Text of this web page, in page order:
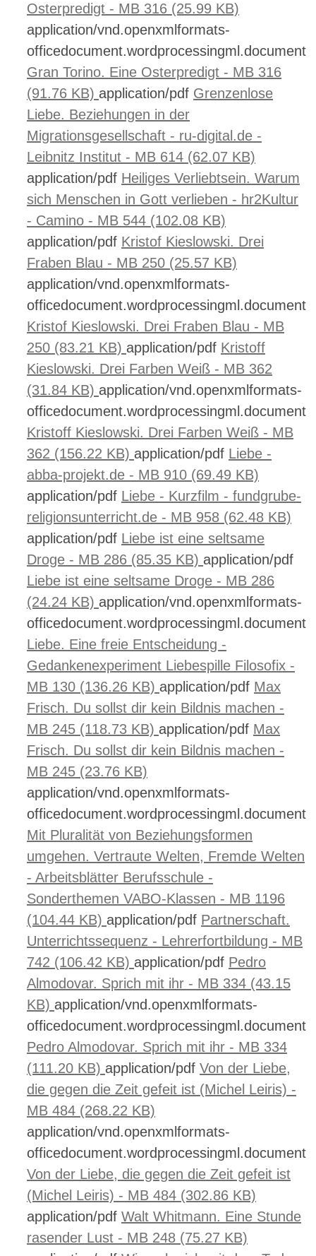
Osterpredigt - MB 316 (25.99 KB)
application/vnd.openxmlformats-
officedocument.wordprocessingml.document
Gran Torino. Eine Osterpredigt - MB 316
(91.76 KB) application/pdf Grenzenlose
Liebe. Beziehungen in der
Migrationsgesellschaft - ru-digital.de -
Leibnitz Institut - MB 614 (62.07 KB)
application/pdf Heiliges Verliebtsein. Warum
sich Menschen in Gott verlieben - hr2Kultur
- Camino - MB 544 (102.08 KB)
application/pdf Kristof Kieslowski. Drei
Fraben Blau - MB 250 (25.57 KB)
application/vnd.openxmlformats-
officedocument.wordprocessingml.document
Kristof Kieslowski. Drei Fraben Blau - MB
250 (83.21 KB) application/pdf Kristoff
Kieslowski. Drei Farben Weiß - MB 362
(31.84 KB) application/vnd.openxmlformats-
officedocument.wordprocessingml.document
Kristoff Kieslowski. Drei Farben Weiß - MB
362 (156.22 KB) application/pdf Liebe -
abba-projekt.de - MB 910 (69.49 KB)
application/pdf Liebe - Kurzfilm - fundgrube-
religionsunterricht.de - MB 958 (62.48 KB)
application/pdf Liebe ist eine seltsame
Droge - MB 286 (85.35 KB) application/pdf
Liebe ist eine seltsame Droge - MB 286
(24.24 KB) application/vnd.openxmlformats-
officedocument.wordprocessingml.document
Liebe. Eine freie Entscheidung -
Gedankenexperiment Liebespille Filosofix -
MB 130 (136.26 KB) application/pdf Max
Frisch. Du sollst dir kein Bildnis machen -
MB 245 (118.73 KB) application/pdf Max
Frisch. Du sollst dir kein Bildnis machen -
MB 245 (23.76 KB)
application/vnd.openxmlformats-
officedocument.wordprocessingml.document
Mit Pluralität von Beziehungsformen
umgehen. Vertraute Welten, Fremde Welten
- Arbeitsblätter Berufsschule -
Sonderthemen VABO-Klassen - MB 1196
(104.44 KB) application/pdf Partnerschaft.
Unterrichtssequenz - Lehrerfortbildung - MB
742 (106.42 KB) application/pdf Pedro
Almodovar. Sprich mit ihr - MB 334 (43.15
KB) application/vnd.openxmlformats-
officedocument.wordprocessingml.document
Pedro Almodovar. Sprich mit ihr - MB 334
(111.20 KB) application/pdf Von der Liebe,
die gegen die Zeit gefeit ist (Michel Leiris) -
MB 484 (268.22 KB)
application/vnd.openxmlformats-
officedocument.wordprocessingml.document
Von der Liebe, die gegen die Zeit gefeit ist
(Michel Leiris) - MB 484 (302.86 KB)
application/pdf Walt Whitmann. Eine Stunde
rasender Lust - MB 248 (75.27 KB)